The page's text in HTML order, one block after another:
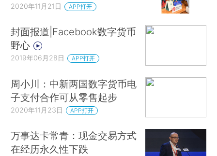
2020年11月21日 APP打开
封面报道|Facebook数字货币
野心
2019年06月28日 APP打开
周小川：中新两国数字货币电
子支付合作可从零售起步
2020年11月23日 APP打开
万事达卡常青：现金交易方式
在经历永久性下跌